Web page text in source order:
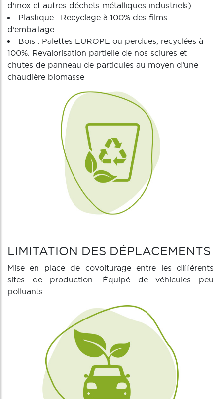
d’inox et autres déchets métalliques industriels)
Plastique : Recyclage à 100% des films
d’emballage
Bois : Palettes EUROPE ou perdues, recyclées à
100%. Revalorisation partielle de nos sciures et
chutes de panneau de particules au moyen d’une
chaudière biomasse
LIMITATION DES DÉPLACEMENTS
Mise en place de covoiturage entre les différents
sites de production. Équipé de véhicules peu
polluants.